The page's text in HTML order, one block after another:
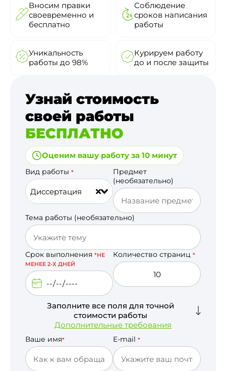
Вносим правки
своевременно и
бесплатно
Соблюдение
сроков написания
работы
Уникальность
работы до 98%
Курируем работу
до и после защиты
Узнай стоимость
своей работы
БЕСПЛАТНО
Оценим вашу работу за 10 минут
Вид работы *
Диссертация
Предмет
(необязательно)
Тема работы (необязательно)
Срок выполнения *НЕ
МЕНЕЕ 2-Х ДНЕЙ
Количество страниц *
Заполните все поля для точной
стоимости работы
Дополнительные требования
Ваше имя* E-mail *